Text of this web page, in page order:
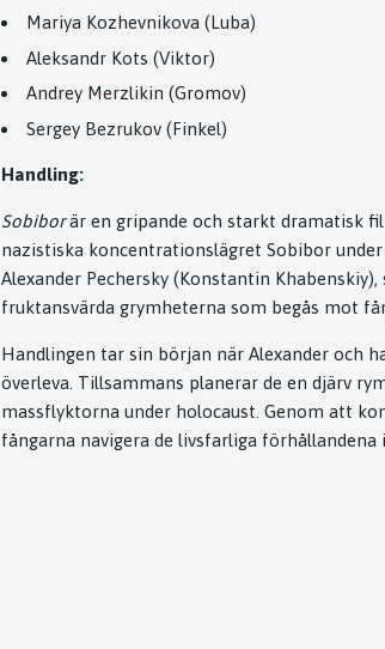
Mariya Kozhevnikova (Luba)
Aleksandr Kots (Viktor)
Andrey Merzlikin (Gromov)
Sergey Bezrukov (Finkel)
Handling:
Sobiborär en gripande och starkt dramatisk
nazistiska koncentrationslägret Sobibor
Alexander Pechersky (Konstantin
fruktansvärda grymheterna som begås mot
Handlingen tar sin början när Alexander och
överleva. Tillsammans planerar de en djärv
massflyktorna under holocaust. Genom att
fångarna navigera de livsfarliga förhållandena